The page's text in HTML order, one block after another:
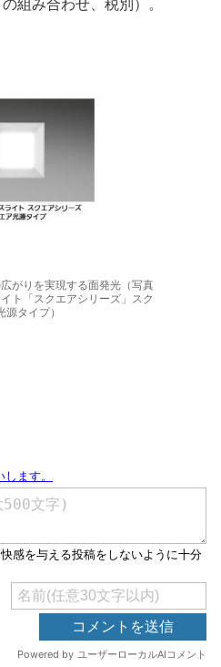
組み合わせ、税別）。
がりを実現する面発光（写真
ト「スクエアシリーズ」スク
源タイプ）